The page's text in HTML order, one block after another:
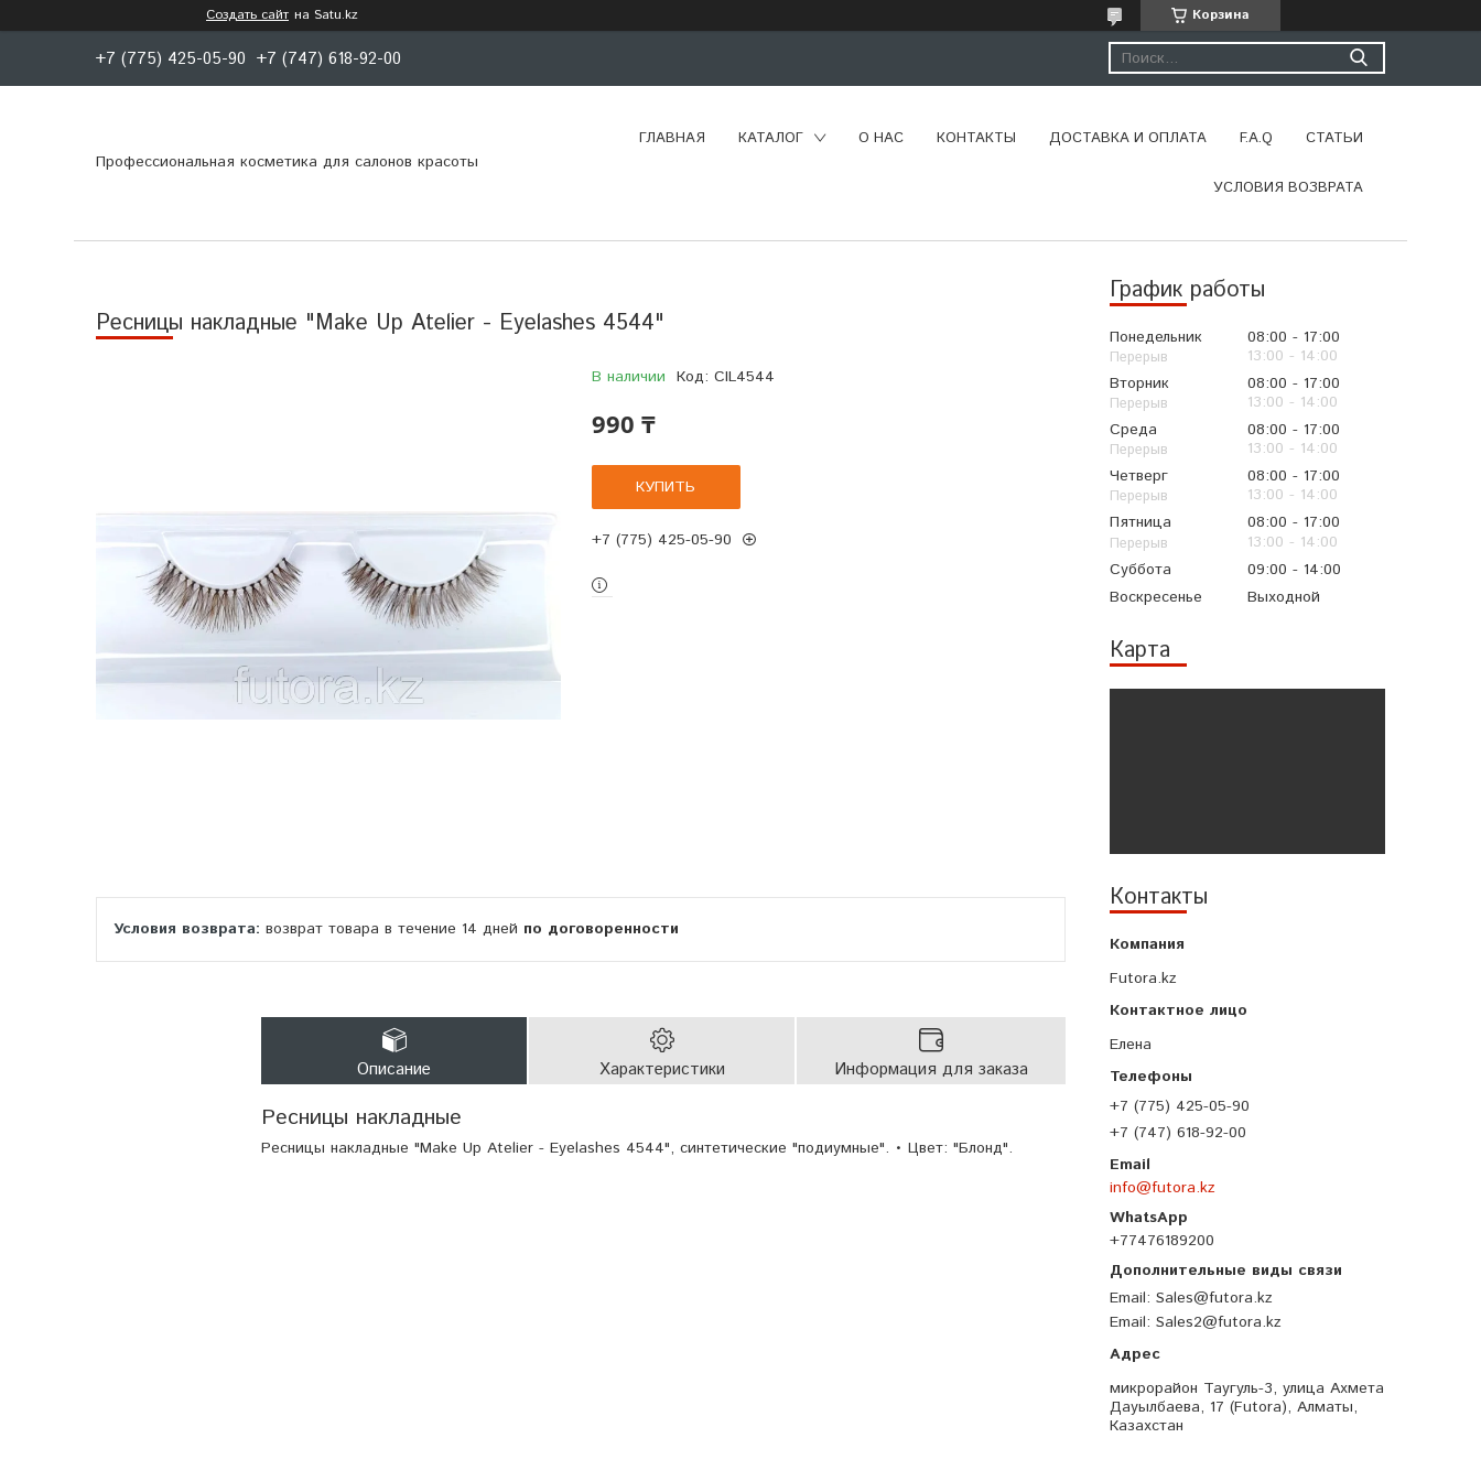
Создать сайт на Satu.kz Корзина
+7 (775) 425-05-90 +7 (747) 618-92-00
Профессиональная косметика для салонов красоты
ГЛАВНАЯ КАТАЛОГ О НАС КОНТАКТЫ ДОСТАВКА И ОПЛАТА F.A.Q СТАТЬИ
УСЛОВИЯ ВОЗВРАТА
График работы
Понедельник 08:00
17:00
13:00
14:00
Вторник
08:00
17:00
13:00
14:00
Среда
08:00
17:00
13:00
14:00
Четверг
08:00
17:00
13:00
14:00
Пятница
08:00
17:00
13:00
14:00
Суббота
09:00
14:00
Воскресенье
Выходной
Карта
Контакты
Futora.kz
Елена
+7 (775) 425-05-90
+7 (747) 618-92-00
info@futora.kz
+77476189200
Email Sales@futora.kz
Email Sales2@futora.kz
микрорайон Таугуль-3, улица Ахмета
Дауылбаева, 17 (Futora), Алматы,
Казахстан
Ресницы накладные "Make Up Atelier - Eyelashes 4544"
В наличии Код: CIL4544
990 ₸
КУПИТЬ
+7 (775) 425-05-90
возврат товара в течение 14 дней по договоренности
Описание Характеристики Информация для заказа
Ресницы накладные
Ресницы накладные "Make Up Atelier - Eyelashes 4544", синтетические "подиумные". • Цвет: "Блонд".